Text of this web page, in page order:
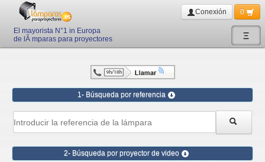
Ξ
El mayorista N°1 in Europa
de lÃ mparas para proyectores
Conexión 0
1- Búsqueda por referencia
2- Búsqueda por proyector de video